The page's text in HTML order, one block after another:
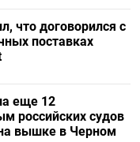
что договорился с
поставках
еще 12
российских судов
вышке в Черном